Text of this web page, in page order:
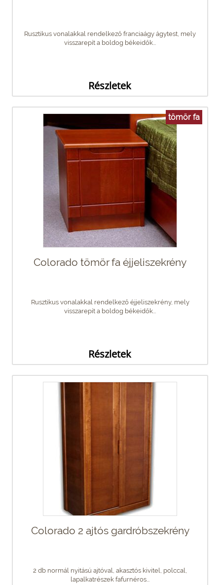
Rusztikus vonalakkal rendelkező franciaágy ágytest, mely
visszarepít a boldog békeidők...
Részletek
tömör fa
Colorado tömör fa éjjeliszekrény
Rusztikus vonalakkal rendelkező éjjeliszekrény, mely
visszarepít a boldog békeidők...
Részletek
Colorado 2 ajtós gardróbszekrény
2 db normál nyitású ajtóval, akasztós kivitel, polccal,
lapalkatrészek fafurnéros...